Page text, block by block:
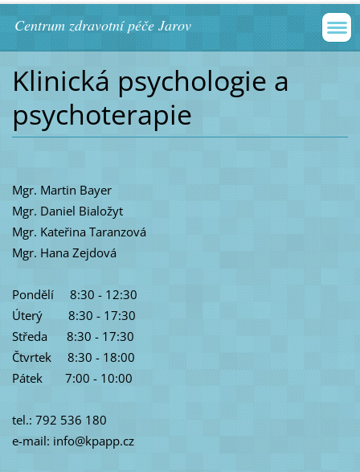
Centrum zdravotní péče Jarov
Klinická psychologie a
psychoterapie
Mgr. Martin Bayer
Mgr. Daniel Bialožyt
Mgr. Kateřina Taranzová
Mgr. Hana Zejdová
Pondělí 8:30 - 12:30
Úterý 8:30 - 17:30
Středa 8:30 - 17:30
Čtvrtek 8:30 - 18:00
Pátek 7:00 - 10:00
tel.: 792 536 180
e-mail: info@kpapp.cz